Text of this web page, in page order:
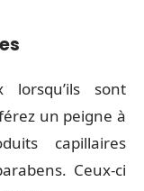
sont
un peigne à
capillaires
Ceux-ci